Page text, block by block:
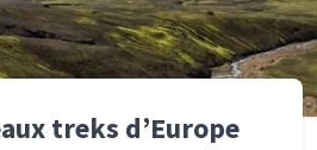
treks d’Europe